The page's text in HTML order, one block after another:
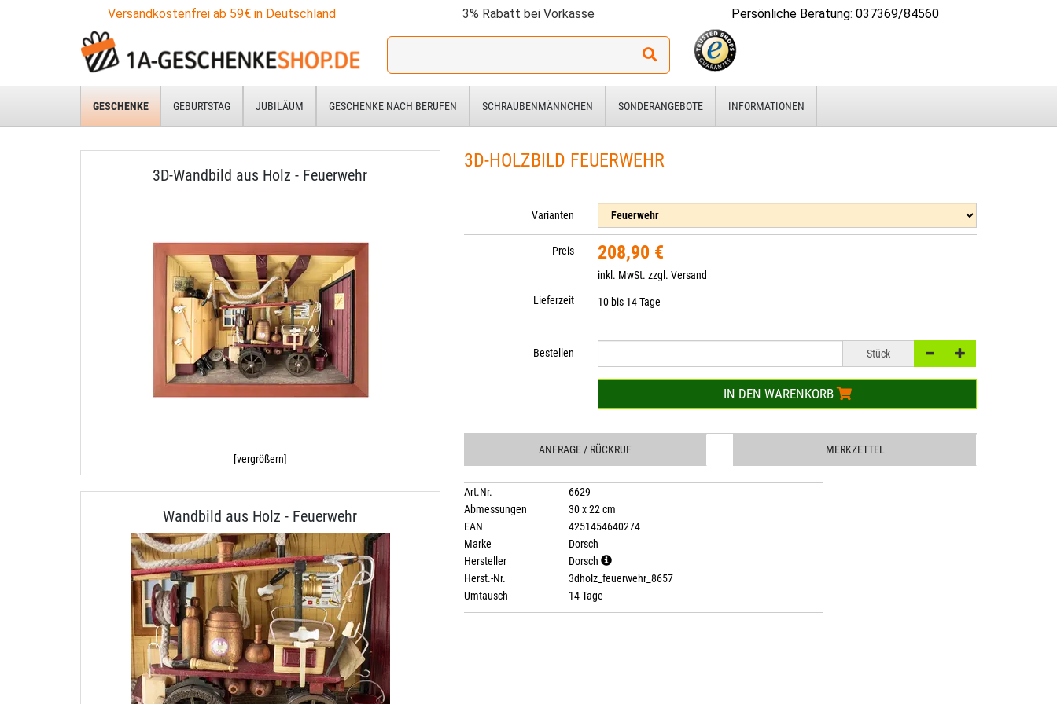
Versandkostenfrei ab 59€ in Deutschland 3% Rabatt bei Vorkasse Persönliche Beratung: 037369/84560
Ich
für:
GESCHENKE GEBURTSTAG JUBILÄUM GESCHENKE NACH BERUFEN SCHRAUBENMÄNNCHEN SONDERANGEBOTE INFORMATIONEN
3D-Wandbild aus Holz - Feuerwehr
[vergrößern]
Wandbild aus Holz - Feuerwehr
3D-HOLZBILD FEUERWEHR
Varianten
Preis 208,90 €
inkl. MwSt. zzgl.Versand
Lieferzeit
10 bis 14 Tage
Bestellen Stück
IN DEN WARENKORB
ANFRAGE / RÜCKRUF MERKZETTEL
Art.Nr.
6629
Abmessungen
30 x 22 cm
EAN
4251454640274
Marke
Dorsch
Hersteller
Dorsch
Herst.-Nr.
3dholz_feuerwehr_8657
Umtausch
14 Tage